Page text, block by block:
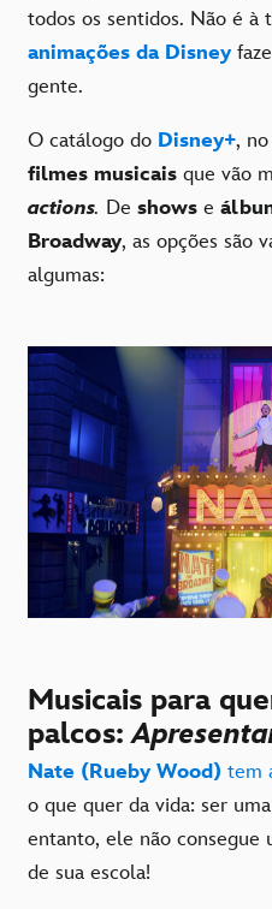
todos os sentidos. Não é à
animações da Disney
gente.
O catálogo do Disney+,
filmes musicais que vão
actions. De shows e
Broadway, as opções são
algumas:
Musicais para
palcos:
Nate (Rueby Wood) tem
o que quer da vida: ser uma
entanto, ele não consegue
de sua escola!